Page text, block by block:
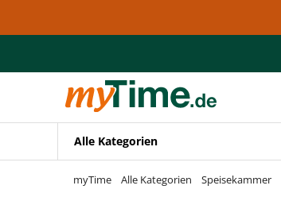
Zur Navigation springen
Alle Kategorien
myTime Alle Kategorien Speisekammer